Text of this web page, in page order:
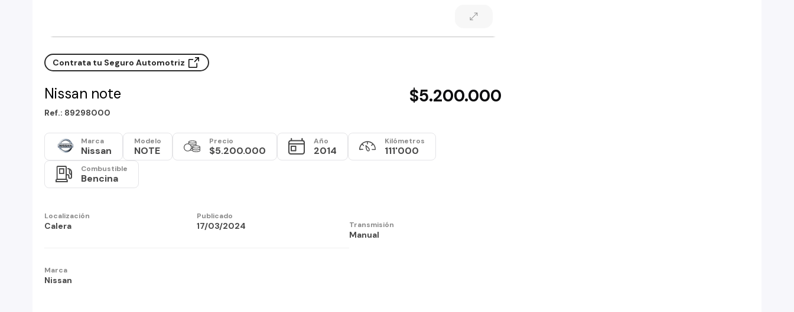
Contrata tu Seguro Automotriz
Nissan note $5.200.000
Ref.: 89298000
Marca
Nissan
Modelo
NOTE
Precio
$5.200.000
Año
2014
Kilómetros
111'000
Combustible
Bencina
Localización
Calera
Publicado
17/03/2024 Transmisión
Manual
Marca
Nissan